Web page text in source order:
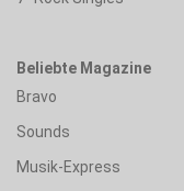
Beliebte Magazine
Bravo
Sounds
Musik-Express